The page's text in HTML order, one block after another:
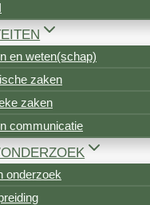
en weten(schap)
zaken
zaken
communicatie
onderzoek